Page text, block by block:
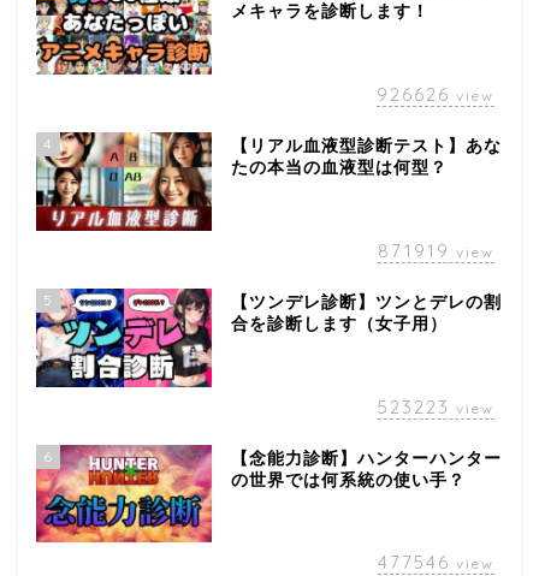
メキャラを診断します！
926626 view
4
【リアル血液型診断テスト】あな
たの本当の血液型は何型？
871919 view
5
【ツンデレ診断】ツンとデレの割
合を診断します（女子用）
523223 view
6
【念能力診断】ハンターハンター
の世界では何系統の使い手？
477546 view